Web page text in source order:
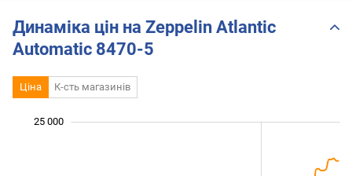
Динаміка цін на Zeppelin Atlantic
Automatic 8470-5
Ціна К-сть магазинів
25 000